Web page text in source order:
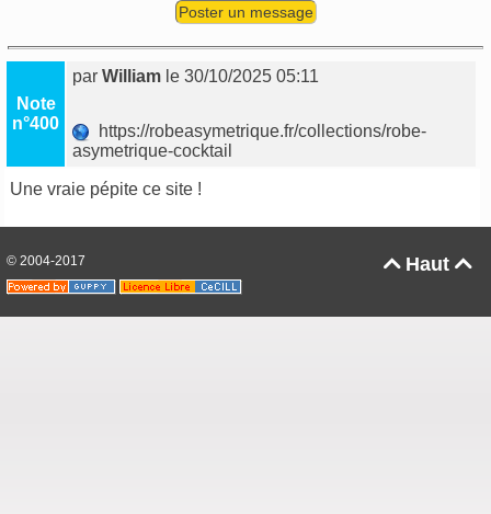
Poster un message
Note
n°400
parWilliam le 30/10/2025 05:11
https://robeasymetrique.fr/collections/robe-
asymetrique-cocktail
Une vraie pépite ce site !
Haut 
© 2004-2017